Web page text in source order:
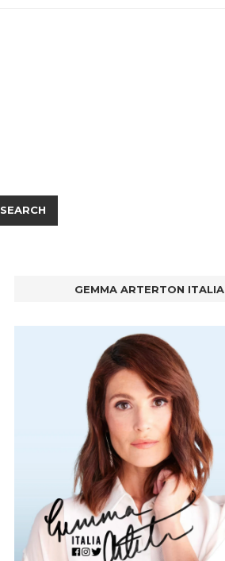
SEARCH
GEMMA ARTERTON ITALIA